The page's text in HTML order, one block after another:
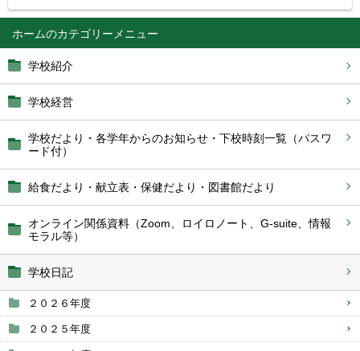
ホーム
学校紹介
学校経営
学校だより・各学年からのお知らせ・下校時刻一覧（パスワ
ード付）
給食だより・献立表・保健だより・図書館だより
オンライン関係資料（Zoom、ロイロノート、G‐suite、情報
モラル等）
学校日記
２０２６年度
２０２５年度